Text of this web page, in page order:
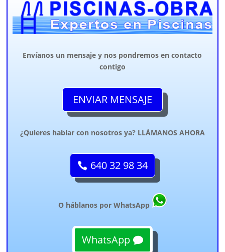
Envíanos un mensaje y nos pondremos en contacto
contigo
ENVIAR MENSAJE
¿Quieres hablar con nosotros ya? LLÁMANOS AHORA
640 32 98 34
O háblanos por WhatsApp
WhatsApp